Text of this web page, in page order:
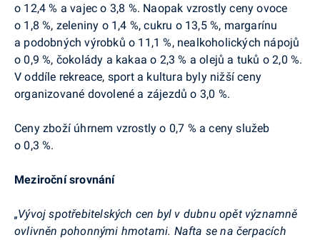
o 12,4 % a vajec o 3,8 %. Naopak vzrostly ceny ovoce
o 1,8 %, zeleniny o 1,4 %, cukru o 13,5 %, margarínu
a podobných výrobků o 11,1 %, nealkoholických nápojů
o 0,9 %, čokolády a kakaa o 2,3 % a olejů a tuků o 2,0 %.
V oddíle rekreace, sport a kultura byly nižší ceny
organizované dovolené a zájezdů o 3,0 %.
Ceny zboží úhrnem vzrostly o 0,7 % a ceny služeb
o 0,3 %.
Meziroční srovnání
„Vývoj spotřebitelských cen byl v dubnu opět významně
ovlivněn pohonnými hmotami. Nafta se na čerpacích